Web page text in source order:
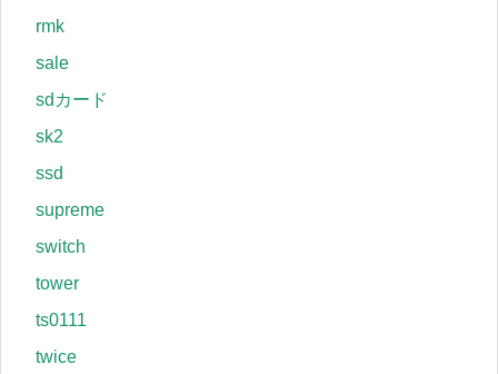
rmk
sale
sdカード
sk2
ssd
supreme
switch
tower
ts0111
twice